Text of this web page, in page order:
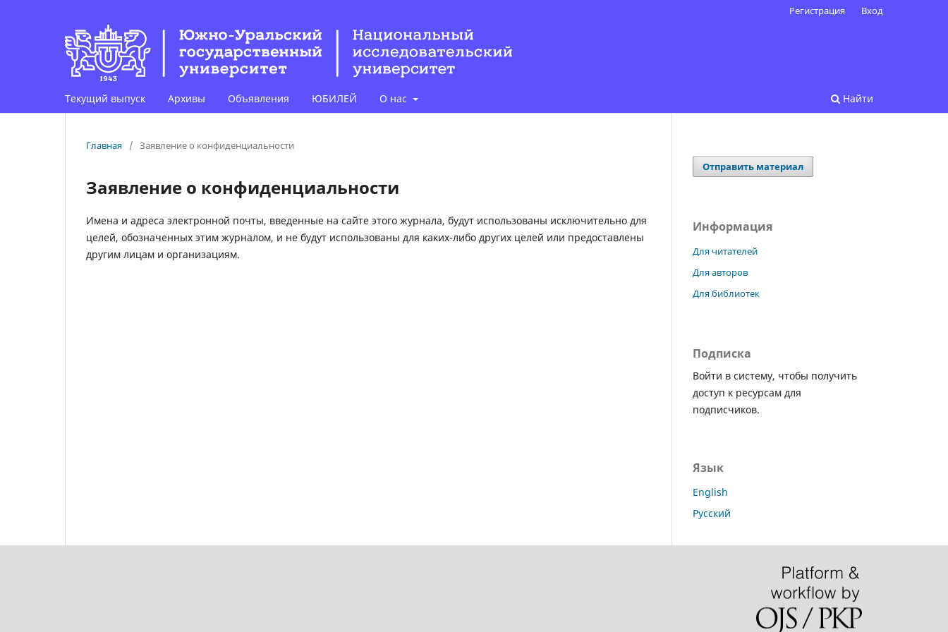
Текущий выпуск Архивы Объявления ЮБИЛЕЙ О нас Найти
Регистрация Вход
Главная / Заявление о конфиденциальности
Заявление о конфиденциальности
Имена и адреса электронной почты, введенные на сайте этого журнала, будут использованы исключительно для
целей, обозначенных этим журналом, и не будут использованы для каких-либо других целей или предоставлены
другим лицам и организациям.
Отправить материал
Информация
Для читателей
Для авторов
Для библиотек
Подписка
Войти в систему, чтобы получить
доступ к ресурсам для
подписчиков.
Язык
English
Русский